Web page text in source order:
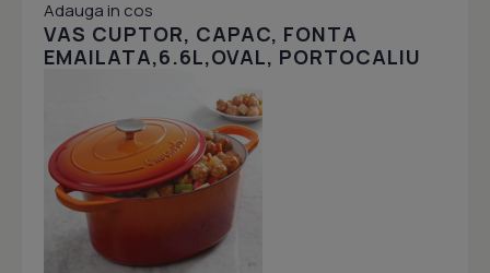
Adauga in cos
VAS CUPTOR, CAPAC, FONTA
EMAILATA,6.6L,OVAL, PORTOCALIU